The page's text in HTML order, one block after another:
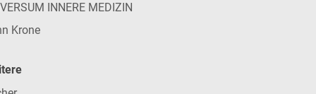
INNERE MEDIZIN
Krone